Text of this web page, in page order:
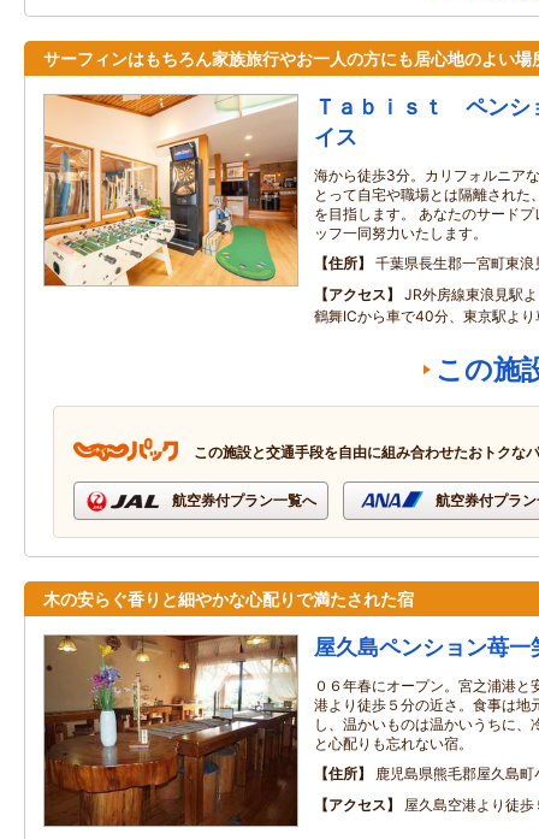
サーフィンはもちろん家族旅行やお一人の方にも居心地のよい場
Ｔａｂｉｓｔ ペン
イス
海から徒歩3分。カリフォルニア
とって自宅や職場とは隔離された
を目指します。 あなたのサード
ッフ一同努力いたします。
住所
千葉県長生郡一宮町東
アクセス
JR外房線東浪見駅
鶴舞ICから車で40分、東京駅よ
この施
この施設と交通手段を自由に組み合わせたおトクな
航空券付プラン一覧へ 航空券付プラ
木の安らぐ香りと細やかな心配りで満たされた宿
屋久島ペンション苺一
０６年春にオープン。宮之浦港と
港より徒歩５分の近さ。食事は地
し、温かいものは温かいうちに、
と心配りも忘れない宿。
住所
鹿児島県熊毛郡屋久島
アクセス
屋久島空港より徒歩